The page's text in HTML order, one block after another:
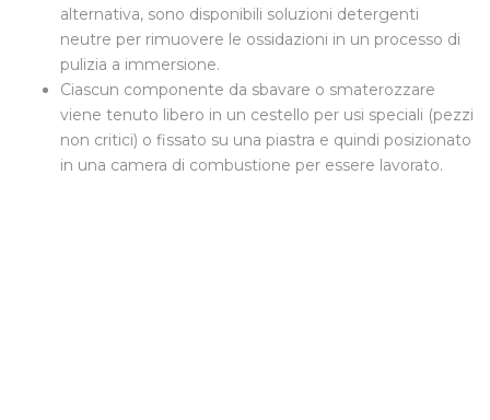
alternativa, sono disponibili soluzioni detergenti
neutre per rimuovere le ossidazioni in un processo di
pulizia a immersione.
Ciascun componente da sbavare o smaterozzare
viene tenuto libero in un cestello per usi speciali (pezzi
non critici) o fissato su una piastra e quindi posizionato
in una camera di combustione per essere lavorato.